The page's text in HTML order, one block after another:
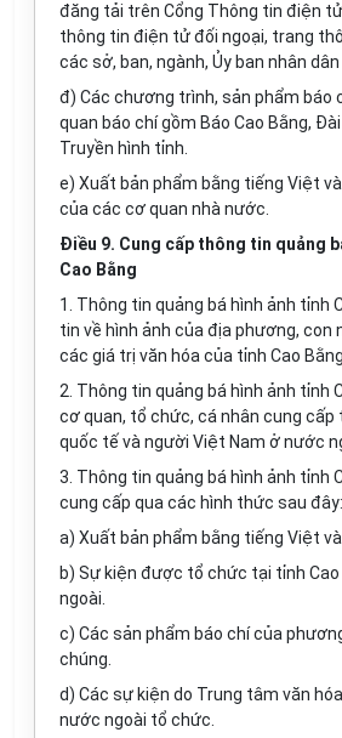
đăng tải trên Cổng Thông tin điện
thông tin điện tử đối ngoại, trang
các sở, ban, ngành, Ủy ban nhân
đ) Các chương trình, sản phẩm báo
quan báo chí gồm Báo Cao Bằng,
Truyền hình tỉnh.
e) Xuất bản phẩm bằng tiếng Việt
của các cơ quan nhà nước.
Điều 9. Cung cấp thông tin quảng
Cao Bằng
1. Thông tin quảng bá hình ảnh tỉnh
tin về hình ảnh của địa phương, con
các giá trị văn hóa của tỉnh Cao Bằng.
2. Thông tin quảng bá hình ảnh tỉnh
cơ quan, tổ chức, cá nhân cung cấp
quốc tế và người Việt Nam ở nước
3. Thông tin quảng bá hình ảnh tỉnh
cung cấp qua các hình thức sau đây:
a) Xuất bản phẩm bằng tiếng Việt
b) Sự kiện được tổ chức tại tỉnh Cao
ngoài.
c) Các sản phẩm báo chí của
chúng.
d) Các sự kiện do Trung tâm văn
nước ngoài tổ chức.